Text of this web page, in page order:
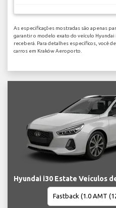
As especificações mostradas são apenas
garantir o modelo exato do veículo Hyundai
receberá. Para detalhes específicos, você
carros em Kraków Aeroporto.
Hyundai i30 Estate Veículos